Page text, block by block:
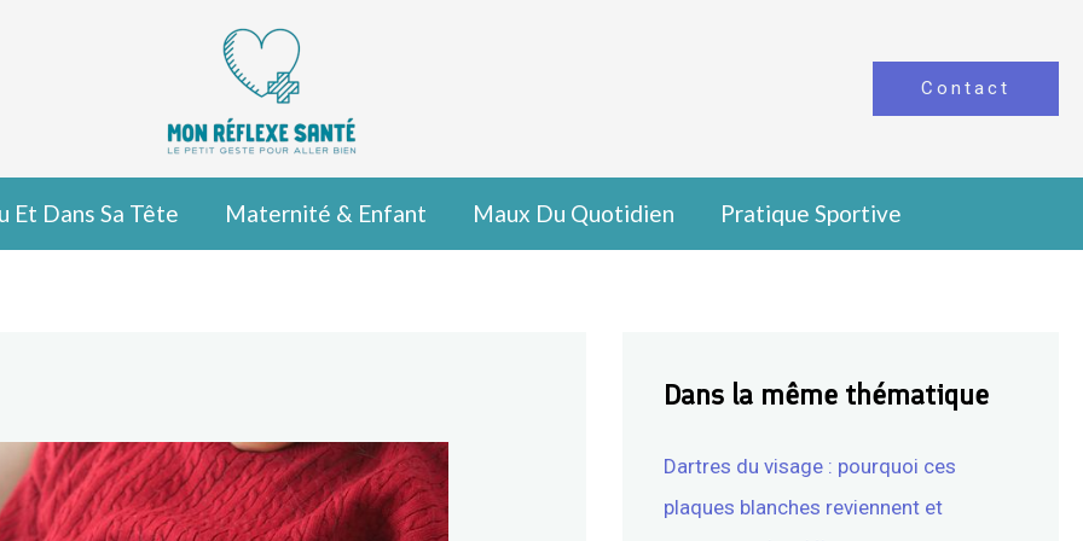
Contact
Et Dans Sa Tête Maternité & Enfant Maux Du Quotidien Pratique Sportive
Dans la même thématique
Dartres du visage : pourquoi ces
plaques blanches reviennent et